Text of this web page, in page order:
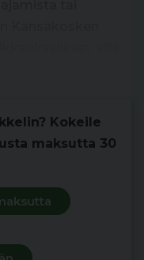
Kokeile
maksutta 30